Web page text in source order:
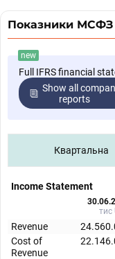
Показники МСФЗ
new
Full IFRS financial
Show all
reports
Квартальна
Income Statement
тис
Revenue
Cost of
Revenue